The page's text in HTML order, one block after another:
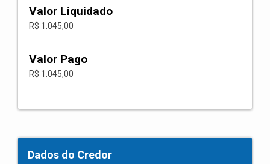
Valor Liquidado
R$ 1.045,00
Valor Pago
R$ 1.045,00
Dados do Credor